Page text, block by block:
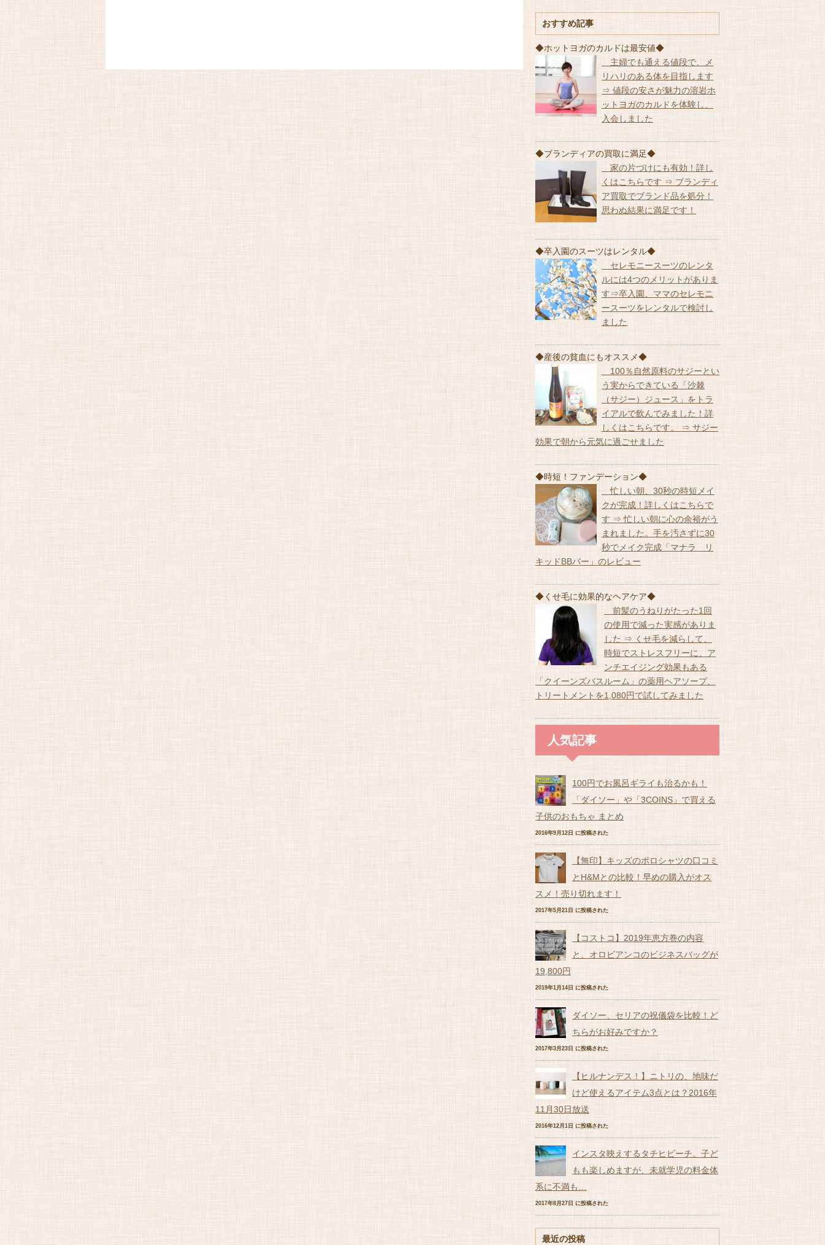
おすすめ記事
◆ホットヨガのカルドは最安値◆
主婦でも通える値段で、メ
リハリのある体を目指します
⇒ 値段の安さが魅力の溶岩ホ
ットヨガのカルドを体験し、
入会しました
◆ブランディアの買取に満足◆
家の片づけにも有効！詳し
くはこちらです ⇒ ブランディ
ア買取でブランド品を処分！
思わぬ結果に満足です！
◆卒入園のスーツはレンタル◆
セレモニースーツのレンタ
ルには4つのメリットがありま
す⇒卒入園、ママのセレモニ
ースーツをレンタルで検討し
ました
◆産後の貧血にもオススメ◆
100％自然原料のサジーとい
う実からできている「沙棘
（サジー）ジュース」をトラ
イアルで飲んでみました！詳
しくはこちらです。 ⇒ サジー
効果で朝から元気に過ごせました
◆時短！ファンデーション◆
忙しい朝、30秒の時短メイ
クが完成！詳しくはこちらで
す ⇒ 忙しい朝に心の余裕がう
まれました。手を汚さずに30
秒でメイク完成「マナラ リ
キッドBBバー」のレビュー
◆くせ毛に効果的なヘアケア◆
前髪のうねりがたった1回
の使用で減った実感がありま
した ⇒ くせ毛を減らして、
時短でストレスフリーに、ア
ンチエイジング効果もある
「クイーンズバスルーム」の薬用ヘアソープ、
トリートメントを1,080円で試してみました
人気記事
100円でお風呂ギライも治るかも！
「ダイソー」や「3COINS」で買える
子供のおもちゃ まとめ
2016年9月12日 に投稿された
【無印】キッズのポロシャツの口コミ
とH&Mとの比較！早めの購入がオス
スメ！売り切れます！
2017年5月21日 に投稿された
【コストコ】2019年恵方巻の内容
と、オロビアンコのビジネスバッグが
19,800円
2019年1月14日 に投稿された
ダイソー、セリアの祝儀袋を比較！ど
ちらがお好みですか？
2017年3月23日 に投稿された
【ヒルナンデス！】ニトリの、地味だ
けど使えるアイテム3点とは？2016年
11月30日放送
2016年12月1日 に投稿された
インスタ映えするタチヒビーチ。子ど
もも楽しめますが、未就学児の料金体
系に不満も…
2017年8月27日 に投稿された
最近の投稿